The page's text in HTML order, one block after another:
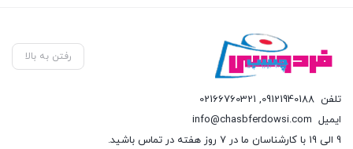
رفتن به بالا
تلفن 09121940188
,
02166760321
ایمیل info@chasbferdowsi.com
9 الی 19 با کارشناسان ما در 7 روز هفته در تماس باشید.